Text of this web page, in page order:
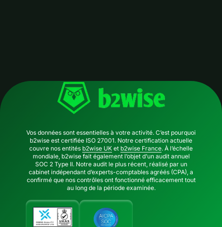
Vos données sont essentielles à votre activité. C’est pourquoi
b2wise est certifiée ISO 27001. Notre certification actuelle
couvre nos entités b2wise UK et b2wise France. À l’échelle
mondiale, b2wise fait également l’objet d’un audit annuel
SOC 2 Type II. Notre audit le plus récent, réalisé par un
cabinet indépendant d’experts-comptables agréés (CPA), a
confirmé que nos contrôles ont fonctionné efficacement tout
au long de la période examinée.